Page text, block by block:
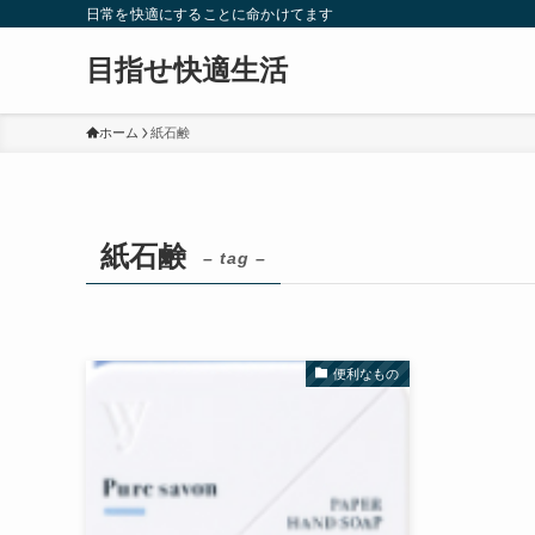
日常を快適にすることに命かけてます
目指せ快適生活
ホーム 紙石鹸
紙石鹸 – tag –
便利なもの